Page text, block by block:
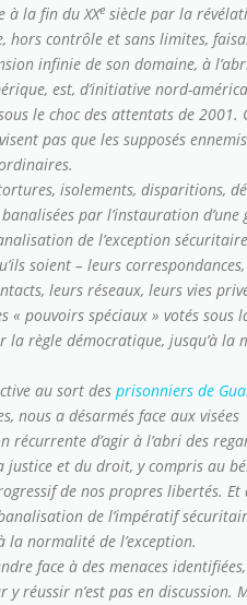
à la fin du XXe siècle par la
hors contrôle et sans limites,
infinie de son domaine, à
est, d’initiative nord-
le choc des attentats de 2001.
pas que les supposés
isolements, disparitions,
par l’instauration d’une
de l’exception
soient – leurs
leurs réseaux, leurs vies
« pouvoirs spéciaux » votés sous
la règle démocratique, jusqu’à la
au sort des prisonniers de
nous a désarmés face aux visées
d’agir à l’abri des
et du droit, y compris au
de nos propres libertés. Et
de l’impératif
normalité de l’exception.
face à des menaces
réussir n’est pas en discussion.